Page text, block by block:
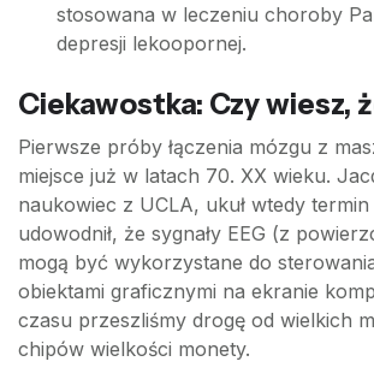
stosowana w leczeniu choroby
depresji lekoopornej.
Ciekawostka: Czy wiesz,
Pierwsze próby łączenia mózgu z
miejsce już w latach 70. XX wieku.
naukowiec z UCLA, ukuł wtedy termin
udowodnił, że sygnały EEG (z
mogą być wykorzystane do
obiektami graficznymi na ekranie
czasu przeszliśmy drogę od wielkich
chipów wielkości monety.